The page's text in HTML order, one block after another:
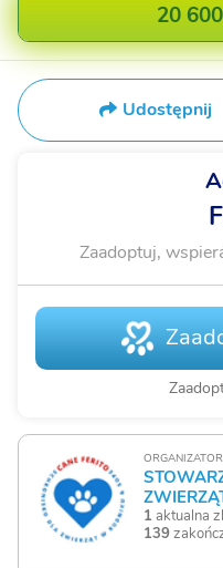
20
Udostępnij
Zaadoptuj,
ORGANIZATOR
1aktualna
139